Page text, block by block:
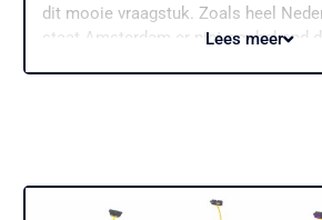
dit mooie vraagstuk. Zoals heel
staat Amsterdam er niet om bekend
van de gestabiliseerde zandfundering
fundament afgewerkt met Supersub.
Lees meer